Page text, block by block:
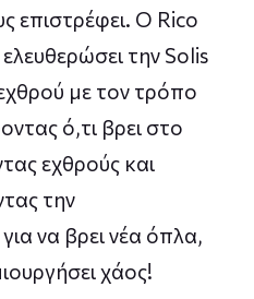
επιστρέφει. Ο Rico
την Solis
με τον τρόπο
ό,τι βρει στο
εχθρούς και
την
να βρει νέα όπλα,
χάος!